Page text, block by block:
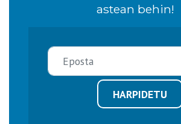
astean behin!
HARPIDETU